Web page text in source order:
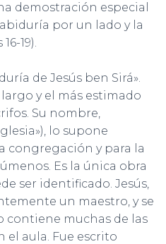
demostración especial
por un lado y la
19).
de Jesús ben Sirá».
y el más estimado
Su nombre,
lo supone
congregación y para la
Es la única obra
ser identificado. Jesús,
un maestro, y se
contiene muchas de las
el aula. Fue escrito